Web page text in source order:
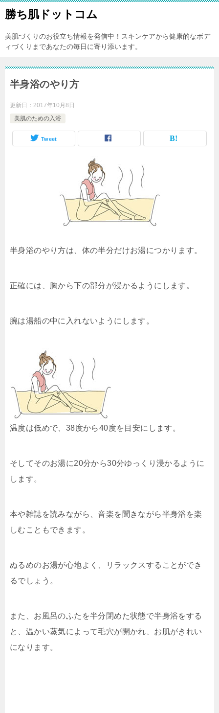
勝ち肌ドットコム
美肌づくりのお役立ち情報を発信中！スキンケアから健康的なボデ
ィづくりまであなたの毎日に寄り添います。
半身浴のやり方
更新日： 2017年10月8日
美肌のための入浴
Tweet
半身浴のやり方は、体の半分だけお湯につかります。
正確には、胸から下の部分が浸かるようにします。
腕は湯船の中に入れないようにします。
温度は低めで、38度から40度を目安にします。
そしてそのお湯に20分から30分ゆっくり浸かるように
します。
本や雑誌を読みながら、音楽を聞きながら半身浴を楽
しむこともできます。
ぬるめのお湯が心地よく、リラックスすることができ
るでしょう。
また、お風呂のふたを半分閉めた状態で半身浴をする
と、温かい蒸気によって毛穴が開かれ、お肌がきれい
になります。